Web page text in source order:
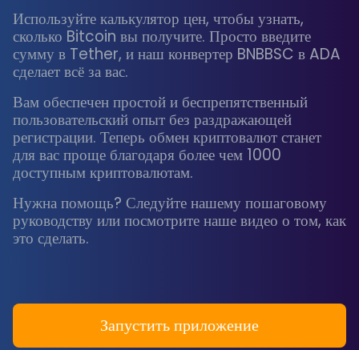
Используйте калькулятор цен, чтобы узнать,
сколько Bitcoin вы получите. Просто введите
сумму в Tether, и наш конвертер BNBBSC в ADA
сделает всё за вас.
Вам обеспечен простой и беспрепятственный
пользовательский опыт без раздражающей
регистрации. Теперь обмен криптовалют станет
для вас проще благодаря более чем 1000
доступным криптовалютам.
Нужна помощь? Следуйте нашему пошаговому
руководству или посмотрите наше видео о том, как
это сделать.
Запустить приложение